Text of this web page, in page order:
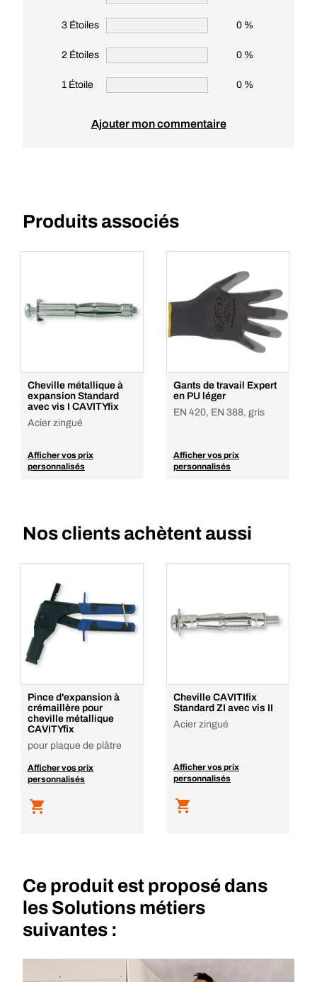
3 Étoiles 0 %
2 Étoiles 0 %
1 Étoile 0 %
Ajouter mon commentaire
Produits associés
Cheville métallique à
expansion Standard
avec vis I CAVITYfix
Acier zingué
Afficher vos prix
personnalisés
Gants de travail Expert
en PU léger
EN 420, EN 388, gris
Afficher vos prix
personnalisés
Nos clients achètent aussi
Pince d'expansion à
crémaillère pour
cheville métallique
CAVITYfix
pour plaque de plâtre
Afficher vos prix
personnalisés
Cheville CAVITIfix
Standard ZI avec vis II
Acier zingué
Afficher vos prix
personnalisés
Ce produit est proposé dans
les Solutions métiers
suivantes :